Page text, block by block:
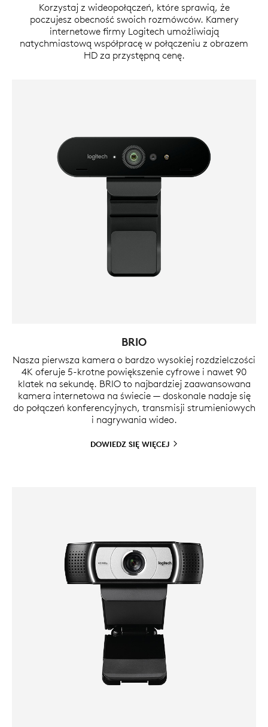
Korzystaj z wideopołączeń, które sprawią, że
poczujesz obecność swoich rozmówców. Kamery
internetowe firmy Logitech umożliwiają
natychmiastową współpracę w połączeniu z obrazem
HD za przystępną cenę.
BRIO
Nasza pierwsza kamera o bardzo wysokiej rozdzielczości
4K oferuje 5-krotne powiększenie cyfrowe i nawet 90
klatek na sekundę. BRIO to najbardziej zaawansowana
kamera internetowa na świecie — doskonale nadaje się
do połączeń konferencyjnych, transmisji strumieniowych
i nagrywania wideo.
DOWIEDZ SIĘ WIĘCEJ